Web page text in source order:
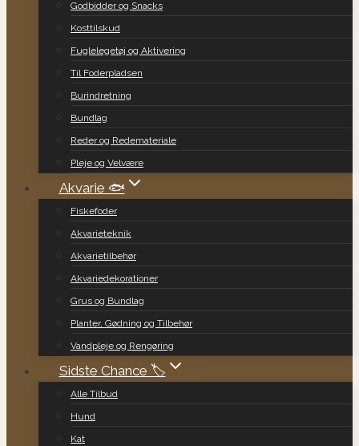
Godbidder og Snacks
Kosttilskud
Fuglelegetøj og Aktivering
Til Foderpladsen
Burindretning
Bundlag
Reder og Redemateriale
Pleje og Velvære
Akvarie 🐟
Fiskefoder
Akvarieteknik
Akvarietilbehør
Akvariedekorationer
Grus og Bundlag
Planter, Gødning og Tilbehør
Vandpleje og Rengøring
Sidste Chance 🏷️
Alle Tilbud
Hund
Kat